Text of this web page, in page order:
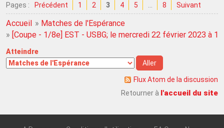
Pages : Précédent 1 2 3 4 5 8 Suivant
Accueil » Matches de l'Espérance
» [Coupe - 1/8e] EST - USBG; le mercredi 22 février 2023 à
Atteindre
Flux Atom de la discussion
Retourner à l'accueil du site